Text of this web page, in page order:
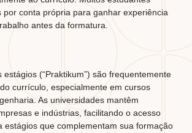
por conta própria para ganhar experiência
antes da formatura.
estágios (“Praktikum”) são frequentemente
currículo, especialmente em cursos
As universidades mantêm
e indústrias, facilitando o acesso
estágios que complementam sua formação